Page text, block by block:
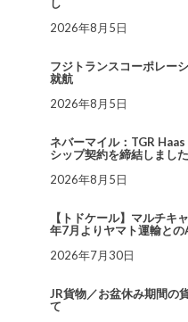
2026年8月5日
フジトランスコーポレー
就航
2026年8月5日
ネバーマイル：TGR
シップ契約を締結しました
2026年8月5日
【トドケール】マルチキ
年7月よりヤマト運輸との
2026年7月30日
JR貨物／お盆休み期間の
て